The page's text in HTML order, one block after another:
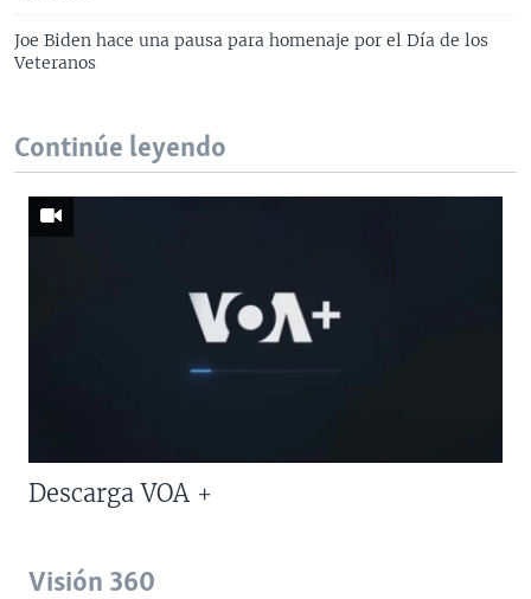
Joe Biden hace una pausa para homenaje por el Día de los
Veteranos
Continúe leyendo
Descarga VOA +
Visión 360